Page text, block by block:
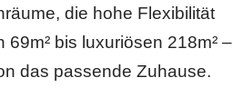
die hohe Flexibilität
bis luxuriösen 218m² –
das passende Zuhause.